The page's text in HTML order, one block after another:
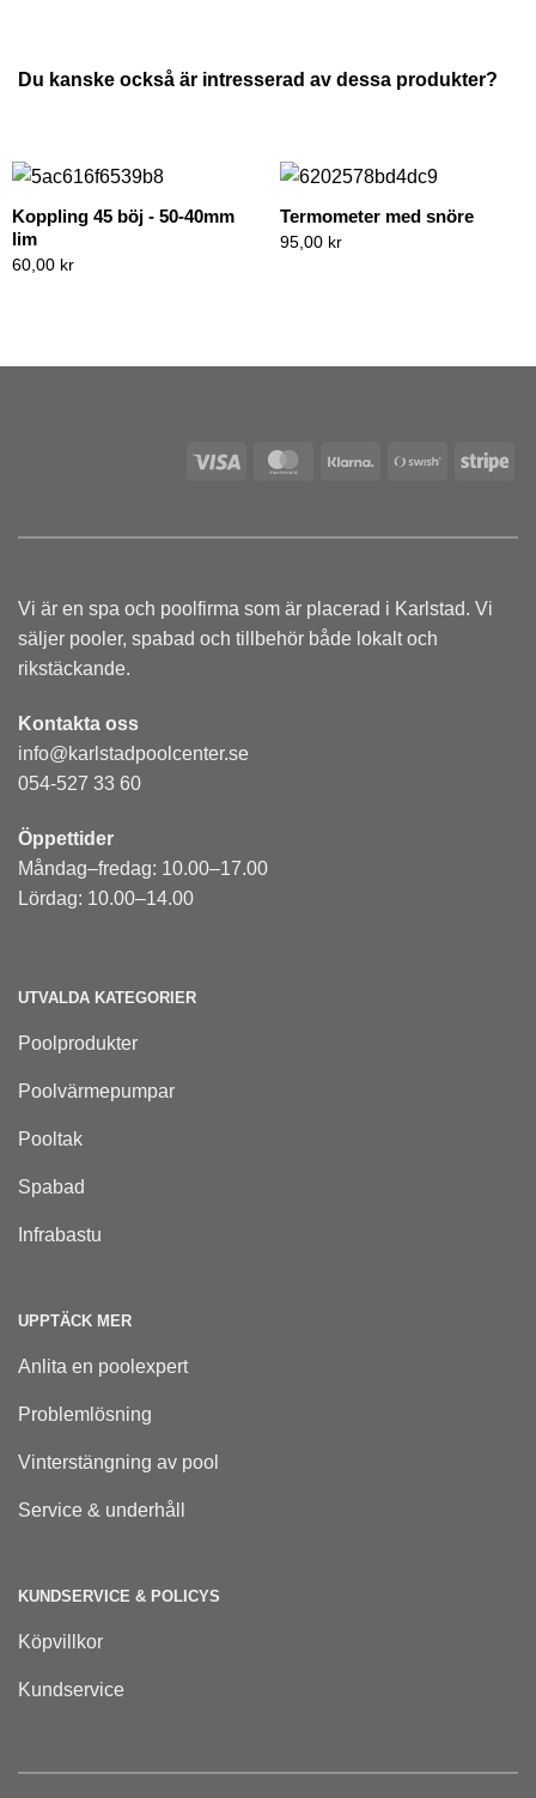
Du kanske också är intresserad av dessa produkter?
Koppling 45 böj - 50-40mm
lim
60,00 kr
Termometer med snöre
95,00 kr
Visa MasterCardKlarna
Swish
Vi är en spa och poolfirma som är placerad i Karlstad. Vi
säljer pooler, spabad och tillbehör både lokalt och
rikstäckande.
Kontakta oss
info@karlstadpoolcenter.se
054-527 33 60
Öppettider
Måndag–fredag: 10.00–17.00
Lördag: 10.00–14.00
UTVALDA KATEGORIER
Poolprodukter
Poolvärmepumpar
Pooltak
Spabad
Infrabastu
UPPTÄCK MER
Anlita en poolexpert
Problemlösning
Vinterstängning av pool
Service & underhåll
KUNDSERVICE & POLICYS
Köpvillkor
Kundservice